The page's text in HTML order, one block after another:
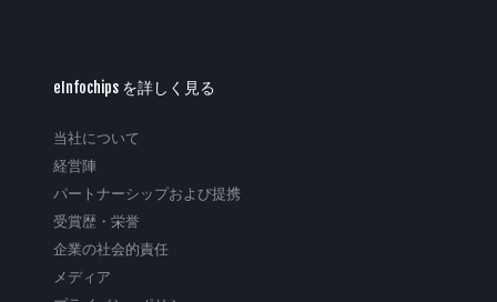
eInfochips を詳しく見る
当社について
経営陣
パートナーシップおよび提携
受賞歴・栄誉
企業の社会的責任
メディア